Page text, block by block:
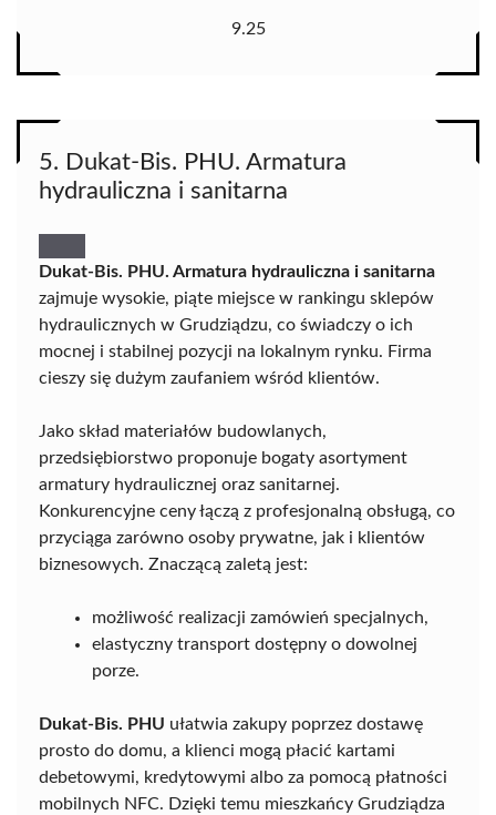
9.25
5. Dukat-Bis. PHU. Armatura
hydrauliczna i sanitarna
Dukat-Bis. PHU. Armatura hydrauliczna i sanitarna
zajmuje wysokie, piąte miejsce w rankingu sklepów
hydraulicznych w Grudziądzu, co świadczy o ich
mocnej i stabilnej pozycji na lokalnym rynku. Firma
cieszy się dużym zaufaniem wśród klientów.
Jako skład materiałów budowlanych,
przedsiębiorstwo proponuje bogaty asortyment
armatury hydraulicznej oraz sanitarnej.
Konkurencyjne ceny łączą z profesjonalną obsługą, co
przyciąga zarówno osoby prywatne, jak i klientów
biznesowych. Znaczącą zaletą jest:
możliwość realizacji zamówień specjalnych,
elastyczny transport dostępny o dowolnej
porze.
Dukat-Bis. PHU ułatwia zakupy poprzez dostawę
prosto do domu, a klienci mogą płacić kartami
debetowymi, kredytowymi albo za pomocą płatności
mobilnych NFC. Dzięki temu mieszkańcy Grudziądza